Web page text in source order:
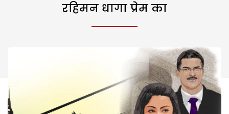
रहिमन धागा प्रेम का